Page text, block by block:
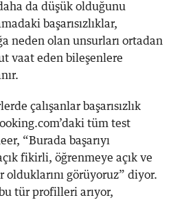
da düşük olduğunu
başarısızlıklar,
neden olan unsurları ortadan
vaat eden bileşenlere
çalışanlar başarısızlık
tüm test
“Burada başarıyı
fikirli, öğrenmeye açık ve
görüyoruz” diyor.
tür profilleri arıyor,